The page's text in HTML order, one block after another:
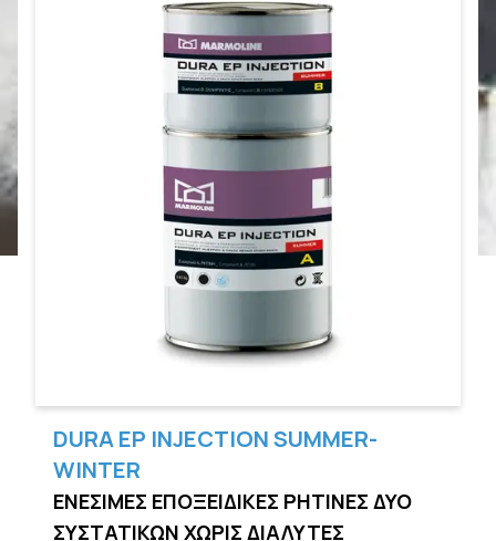
DURA EP INJECTION SUMMER-
WINTER
ΕΝΕΣΙΜΕΣ ΕΠΟΞΕΙΔΙΚΕΣ ΡΗΤΙΝΕΣ ΔΥΟ
ΣΥΣΤΑΤΙΚΩΝ ΧΩΡΙΣ ΔΙΑΛΥΤΕΣ